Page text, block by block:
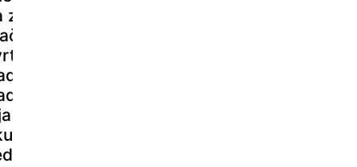
zraku, v
z manj
in enakim
kot